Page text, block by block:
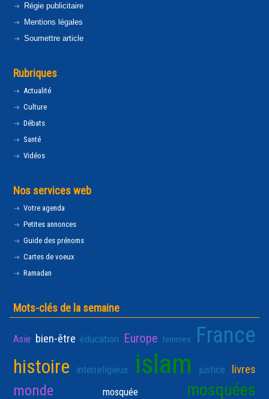
Régie publicitaire
Mentions légales
Soumettre article
Rubriques
Actualité
Culture
Débats
Santé
Vidéos
Nos services web
Votre agenda
Petites annonces
Guide des prénoms
Cartes de voeux
Ramadan
Mots-clés de la semaine
Asie bien-être éducation Europe femmes France
histoire interreligieux islam justice livres
monde mosquée mosquées